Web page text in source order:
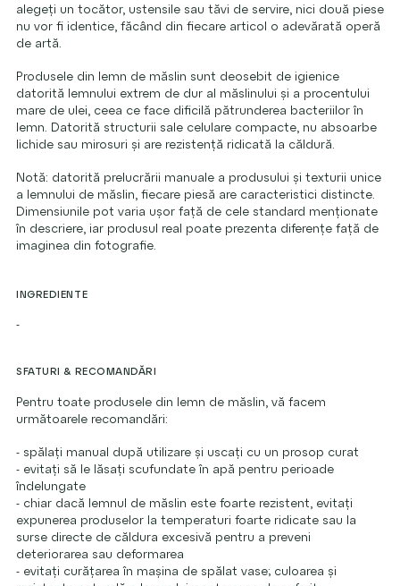
alegeți un tocător, ustensile sau tăvi de servire, nici două piese
nu vor fi identice, făcând din fiecare articol o adevărată operă
de artă.
Produsele din lemn de măslin sunt deosebit de igienice
datorită lemnului extrem de dur al măslinului și a procentului
mare de ulei, ceea ce face dificilă pătrunderea bacteriilor în
lemn. Datorită structurii sale celulare compacte, nu absoarbe
lichide sau mirosuri și are rezistență ridicată la căldură.
Notă: datorită prelucrării manuale a produsului și texturii unice
a lemnului de măslin, fiecare piesă are caracteristici distincte.
Dimensiunile pot varia ușor față de cele standard menționate
în descriere, iar produsul real poate prezenta diferențe față de
imaginea din fotografie.
INGREDIENTE
-
SFATURI & RECOMANDĂRI
Pentru toate produsele din lemn de măslin, vă facem
următoarele recomandări:
- spălați manual după utilizare și uscați cu un prosop curat
- evitați să le lăsați scufundate în apă pentru perioade
îndelungate
- chiar dacă lemnul de măslin este foarte rezistent, evitați
expunerea produselor la temperaturi foarte ridicate sau la
surse directe de căldura excesivă pentru a preveni
deteriorarea sau deformarea
- evitați curățarea în mașina de spălat vase; culoarea și